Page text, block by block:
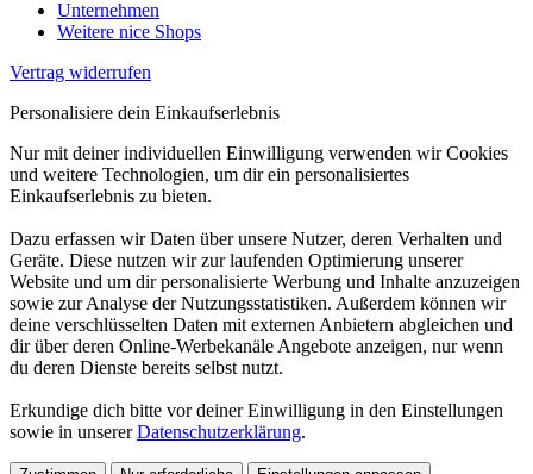
Unternehmen
Weitere nice Shops
Vertrag widerrufen
Personalisiere dein Einkaufserlebnis
Nur mit deiner individuellen Einwilligung verwenden wir Cookies
und weitere Technologien, um dir ein personalisiertes
Einkaufserlebnis zu bieten.
Dazu erfassen wir Daten über unsere Nutzer, deren Verhalten und
Geräte. Diese nutzen wir zur laufenden Optimierung unserer
Website und um dir personalisierte Werbung und Inhalte anzuzeigen
sowie zur Analyse der Nutzungsstatistiken. Außerdem können wir
deine verschlüsselten Daten mit externen Anbietern abgleichen und
dir über deren Online-Werbekanäle Angebote anzeigen, nur wenn
du deren Dienste bereits selbst nutzt.
Erkundige dich bitte vor deiner Einwilligung in den Einstellungen
sowie in unsererDatenschutzerklärung.